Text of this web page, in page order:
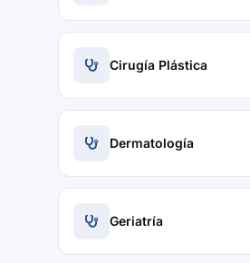
Cirugía Plástica
Dermatología
Geriatría